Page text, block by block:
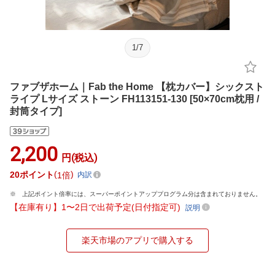
1 /7
ファブザホーム｜Fab the Home 【枕カバー】シックスト
ライプ Lサイズ ストーン FH113151-130 [50×70cm枕用 /
封筒タイプ]
2,200 円(税込)
20ポイント 1倍 内訳
上記ポイント倍率には、スーパーポイントアッププログラム分は含まれておりません。
【在庫有り】1〜2日で出荷予定(日付指定可) 説明
楽天市場のアプリで購入する